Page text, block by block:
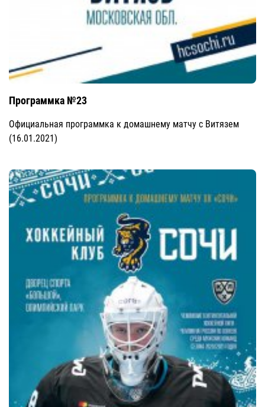
Программка №23
Официальная программка к домашнему матчу с Витязем
(16.01.2021)